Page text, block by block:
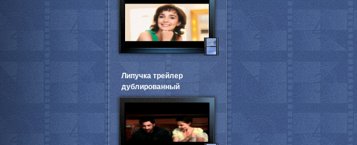
Липучка трейлер
дублированный